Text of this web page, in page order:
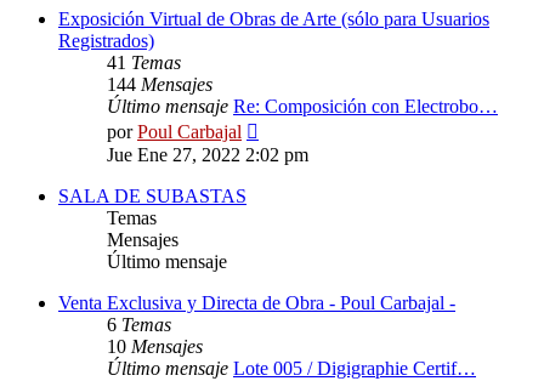
Exposición Virtual de Obras de Arte (sólo para Usuarios
Registrados)
41 Temas
144 Mensajes
Último mensaje Re: Composición con Electrobo…
porPoul Carbajal
último
mensaje
Jue Ene 27, 2022 2:02 pm
SALA DE SUBASTAS
Temas
Mensajes
Último mensaje
Venta Exclusiva y Directa de Obra - Poul Carbajal -
6 Temas
10 Mensajes
Último mensaje Lote 005 / Digigraphie Certif…